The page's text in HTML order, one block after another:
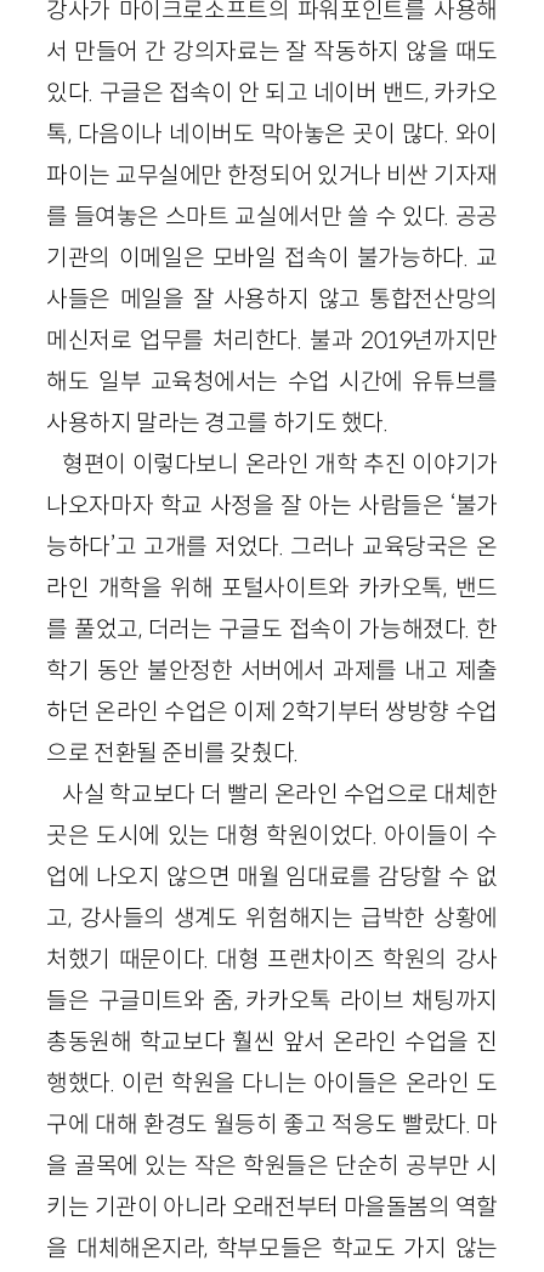
강사가 마이크로소프트의 파워포인트를 사용해
서 만들어 간 강의자료는 잘 작동하지 않을 때도
있다. 구글은 접속이 안 되고 네이버 밴드, 카카오
톡, 다음이나 네이버도 막아놓은 곳이 많다. 와이
파이는 교무실에만 한정되어 있거나 비싼 기자재
를 들여놓은 스마트 교실에서만 쓸 수 있다. 공공
기관의 이메일은 모바일 접속이 불가능하다. 교
사들은 메일을 잘 사용하지 않고 통합전산망의
메신저로 업무를 처리한다. 불과 2019년까지만
해도 일부 교육청에서는 수업 시간에 유튜브를
사용하지 말라는 경고를 하기도 했다.
형편이 이렇다보니 온라인 개학 추진 이야기가
나오자마자 학교 사정을 잘 아는 사람들은 ‘불가
능하다’고 고개를 저었다. 그러나 교육당국은 온
라인 개학을 위해 포털사이트와 카카오톡, 밴드
를 풀었고, 더러는 구글도 접속이 가능해졌다. 한
학기 동안 불안정한 서버에서 과제를 내고 제출
하던 온라인 수업은 이제 2학기부터 쌍방향 수업
으로 전환될 준비를 갖췄다.
사실 학교보다 더 빨리 온라인 수업으로 대체한
곳은 도시에 있는 대형 학원이었다. 아이들이 수
업에 나오지 않으면 매월 임대료를 감당할 수 없
고, 강사들의 생계도 위험해지는 급박한 상황에
처했기 때문이다. 대형 프랜차이즈 학원의 강사
들은 구글미트와 줌, 카카오톡 라이브 채팅까지
총동원해 학교보다 훨씬 앞서 온라인 수업을 진
행했다. 이런 학원을 다니는 아이들은 온라인 도
구에 대해 환경도 월등히 좋고 적응도 빨랐다. 마
을 골목에 있는 작은 학원들은 단순히 공부만 시
키는 기관이 아니라 오래전부터 마을돌봄의 역할
을 대체해온지라, 학부모들은 학교도 가지 않는